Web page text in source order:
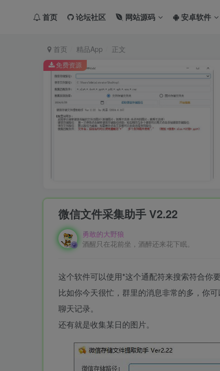
首页 论坛社区 网站源码 安卓软件
首页 精品App 正文
免费资源
微信文件采集助手 V2.22
勇敢的大野狼
酒醒只在花前坐，酒醉还来花下眠。
这个软件可以使用*这个通配符来搜索符合你
比如你今天很忙，群里的消息非常的多，你
聊天记录。
还有就是收集某日的图片。